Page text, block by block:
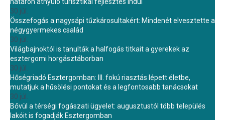
30 júl.
Összefogás a nagysápi tűzkárosultakért: Mindenét elvesztette a
négygyermekes család
30 júl.
Világbajnoktól is tanulták a halfogás titkait a gyerekek az
esztergomi horgásztáborban
30 júl.
Hőségriadó Esztergomban: III. fokú riasztás lépett életbe,
mutatjuk a hűsölési pontokat és a legfontosabb tanácsokat
30 júl.
Bővül a térségi fogászati ügyelet: augusztustól több település
lakóit is fogadják Esztergomban